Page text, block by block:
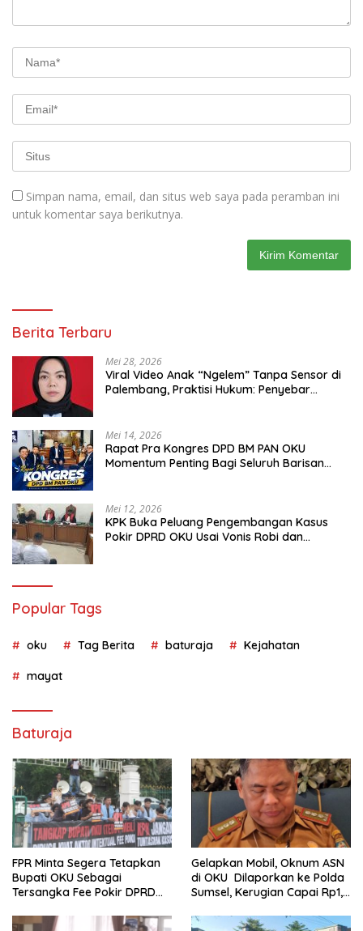
Simpan nama, email, dan situs web saya pada peramban ini
untuk komentar saya berikutnya.
Berita Terbaru
Mei 28, 2026
Viral Video Anak “Ngelem” Tanpa Sensor di
Palembang, Praktisi Hukum: Penyebar
Mei 14, 2026
Rapat Pra Kongres DPD BM PAN OKU
Momentum Penting Bagi Seluruh Barisan
Mei 12, 2026
KPK Buka Peluang Pengembangan Kasus
Pokir DPRD OKU Usai Vonis Robi dan
Popular Tags
oku Tag Berita baturaja Kejahatan
mayat
Baturaja
FPR Minta Segera Tetapkan
Bupati OKU Sebagai
Tersangka Fee Pokir DPRD
Gelapkan Mobil, Oknum ASN
di OKU Dilaporkan ke Polda
Sumsel, Kerugian Capai Rp1,2